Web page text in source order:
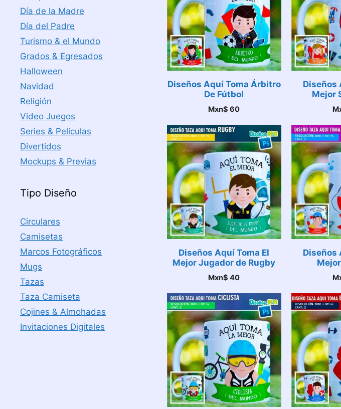
Diseños Aquí Toma Árbitro
De Fútbol
Mxn$ 60
Diseños
Mejor
Diseños Aquí Toma El
Mejor Jugador de Rugby
Mxn$ 40
Diseños
Día de la Madre
Día del Padre
Turismo & el Mundo
Grados & Egresados
Halloween
Navidad
Religión
Video Juegos
Series & Peliculas
Divertidos
Mockups & Previas
Tipo Diseño
Circulares
Camisetas
Marcos Fotográficos
Mugs
Tazas
Taza Camiseta
Cojines & Almohadas
Invitaciones Digitales